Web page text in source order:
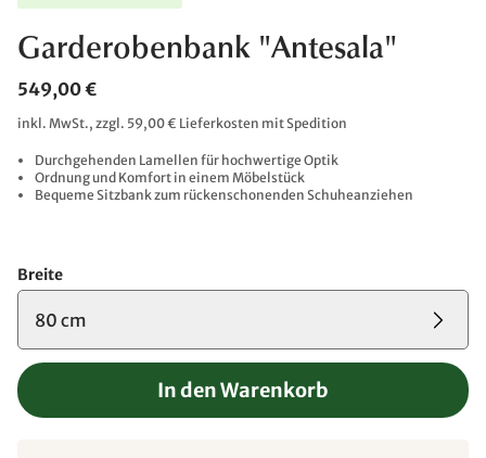
Garderobenbank "Antesala"
549,00 €
inkl. MwSt., zzgl. 59,00 € Lieferkosten mit Spedition
Durchgehenden Lamellen für hochwertige Optik
Ordnung und Komfort in einem Möbelstück
Bequeme Sitzbank zum rückenschonenden Schuheanziehen
Breite
80 cm
In den Warenkorb